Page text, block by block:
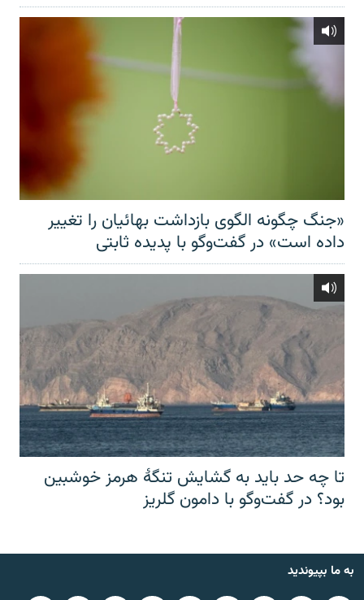
«جنگ چگونه الگوی بازداشت بهائیان را تغییر
داده است» در گفت‌وگو با پدیده ثابتی
تا چه حد باید به گشایش تنگهٔ هرمز خوشبین
بود؟ در گفت‌وگو با دامون گلریز
به ما بپیوندید